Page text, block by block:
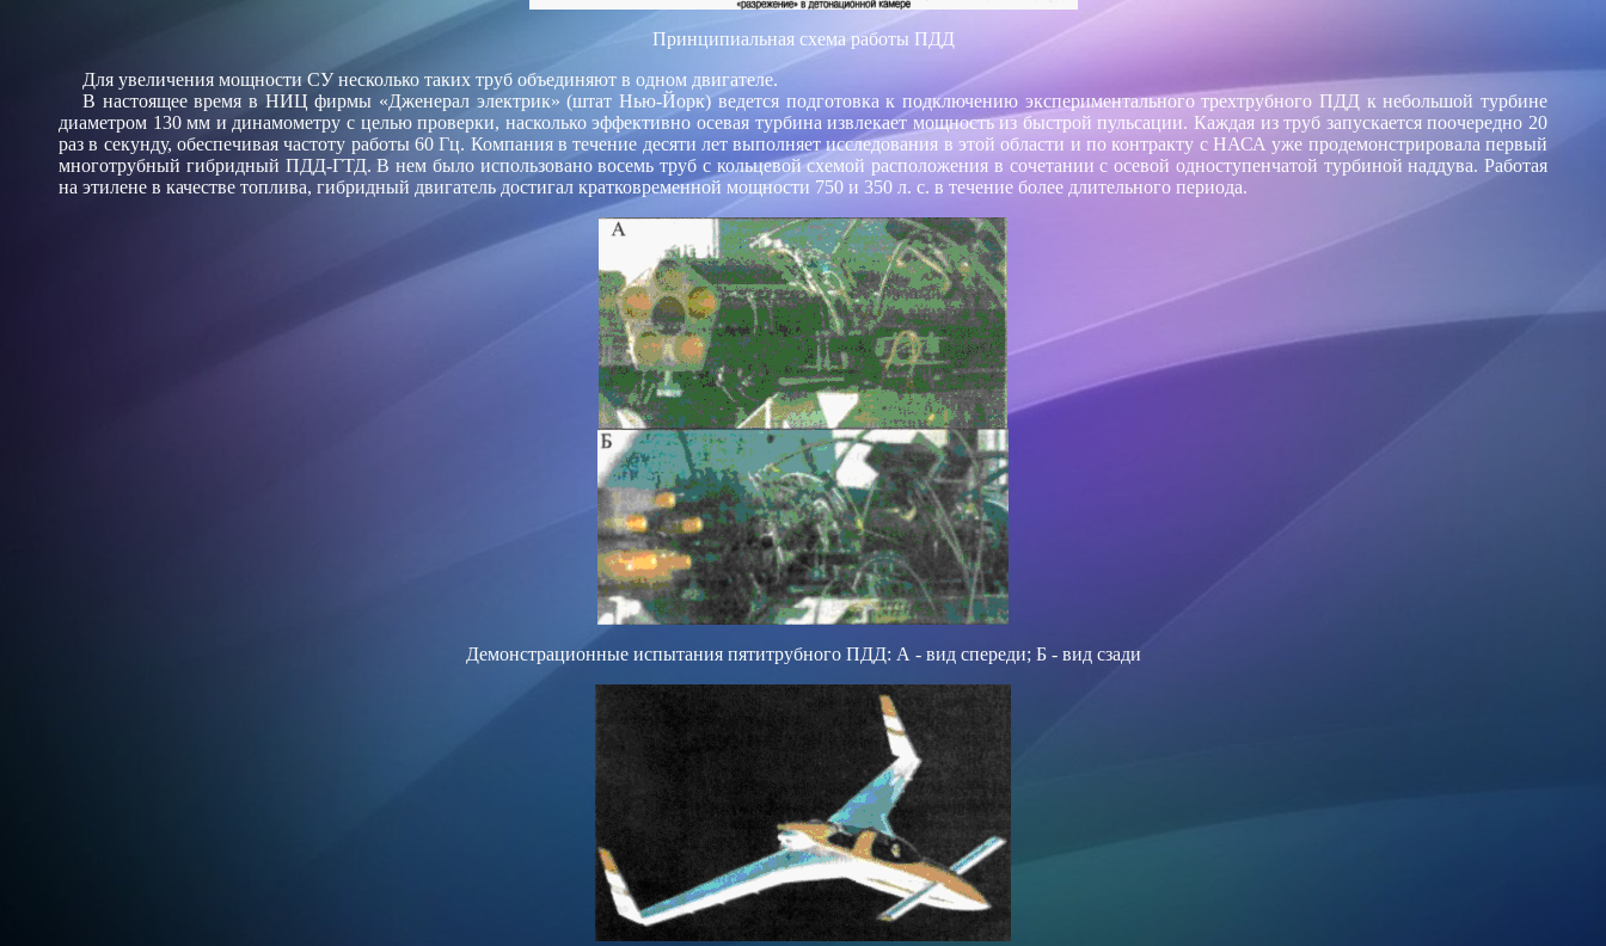
Принципиальная схема работы ПДД
Для увеличения мощности СУ несколько таких труб объединяют в одном двигателе.
В настоящее время в НИЦ фирмы «Дженерал электрик» (штат Нью-Йорк) ведется подготовка к подключению экспериментального трехтрубного ПДД к небольшой турбине
диаметром 130 мм и динамометру с целью проверки, насколько эффективно осевая турбина извлекает мощность из быстрой пульсации. Каждая из труб запускается поочередно 20
раз в секунду, обеспечивая частоту работы 60 Гц. Компания в течение десяти лет выполняет исследования в этой области и по контракту с НАСА уже продемонстрировала первый
многотрубный гибридный ПДД-ГТД. В нем было использовано восемь труб с кольцевой схемой расположения в сочетании с осевой одноступенчатой турбиной наддува. Работая
на этилене в качестве топлива, гибридный двигатель достигал кратковременной мощности 750 и 350 л. с. в течение более длительного периода.
Демонстрационные испытания пятитрубного ПДД: А - вид спереди; Б - вид сзади